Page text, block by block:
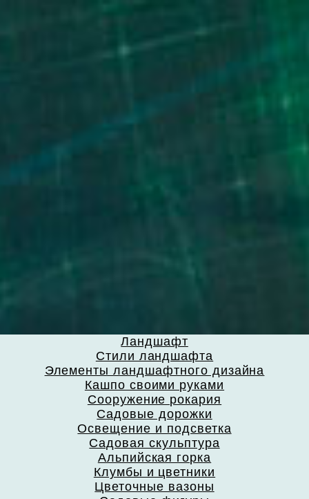
Ландшафт
Стили ландшафта
Элементы ландшафтного дизайна
Кашпо своими руками
Сооружение рокария
Садовые дорожки
Освещение и подсветка
Садовая скульптура
Альпийская горка
Клумбы и цветники
Цветочные вазоны